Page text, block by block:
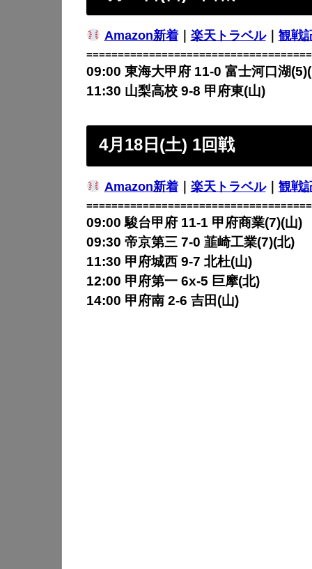
Amazon新着｜ 楽天トラベル｜ 観戦
09:00 東海大甲府 11-0 富士河口湖
11:30 山梨高校 9-8 甲府東(山)
4月18日(土) 1回戦
Amazon新着｜ 楽天トラベル｜ 観戦
09:00 駿台甲府 11-1 甲府商業(7)(山)
09:30 帝京第三 7-0 韮崎工業(7)(北)
11:30 甲府城西 9-7 北杜(山)
12:00 甲府第一 6x-5 巨摩(北)
14:00 甲府南 2-6 吉田(山)